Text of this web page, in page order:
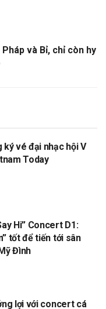
và Bỉ, chỉ còn hy
ký vé đại nhạc hội V
Today
Hi” Concert D1:
tốt để tiến tới sân
Đình
lợi với concert cá